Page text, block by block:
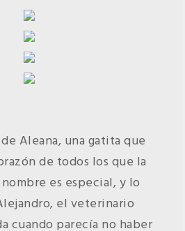
Aleana, una gatita que
de todos los que la
es especial, y lo
el veterinario
cuando parecía no haber